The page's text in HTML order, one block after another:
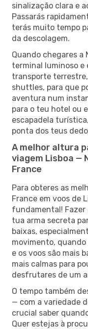
sinalização clara e
Passarás
terás muito tempo
da descolagem.
Quando chegares a
terminal luminoso e
transporte
shuttles, para que
aventura num
para o teu hotel ou
escapadela
ponta dos teus
A melhor altura
viagem Lisboa —
France
Para obteres as
France em voos de
fundamental! Fazer
tua arma secreta
baixas,
movimento, quando
e os voos são mais
mais calmas para
desfrutares de um
O tempo também
— com a variedade
crucial saber
Quer estejas à